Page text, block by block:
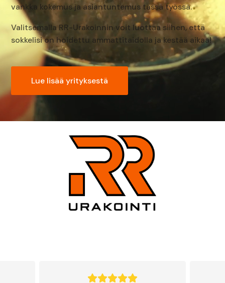
vankka kokemus ja asiantuntemus tässä työssä.
Valitsemalla RR-Urakoinnin voit luottaa siihen, että
sokkelisi on hoidettu ammattitaidolla ja kestää aikaa!
Lue lisää yrityksestä